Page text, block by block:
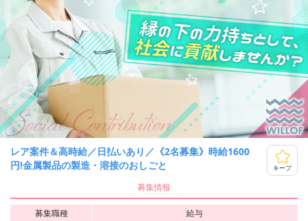
レア案件＆高時給／日払いあり／《2名募集》時給1600
円!金属製品の製造・溶接のおしごと
キープ
募集情報
募集職種
給与